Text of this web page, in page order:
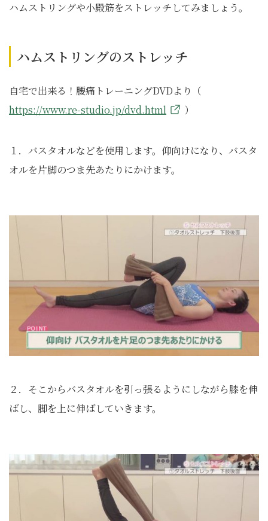
ハムストリングや小殿筋をストレッチしてみましょう。
ハムストリングのストレッチ
自宅で出来る！腰痛トレーニングDVDより（
https://www.re-studio.jp/dvd.html
）
１．バスタオルなどを使用します。仰向けになり、バスタ
オルを片脚のつま先あたりにかけます。
２．そこからバスタオルを引っ張るようにしながら膝を伸
ばし、脚を上に伸ばしていきます。